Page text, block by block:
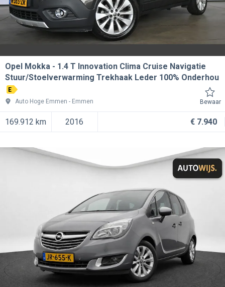
Opel Mokka
1.4 T Innovation Clima Cruise Navigatie
Stuur/Stoelverwarming Trekhaak Leder 100% Onderhou
E
Auto Hoge Emmen
Emmen Bewaar
169.912 km 2016 € 7.940